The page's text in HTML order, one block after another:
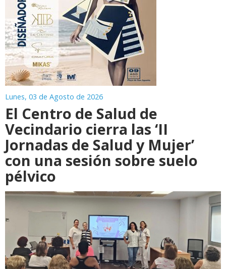
Lunes, 03 de Agosto de 2026
El Centro de Salud de
Vecindario cierra las ‘II
Jornadas de Salud y Mujer’
con una sesión sobre suelo
pélvico